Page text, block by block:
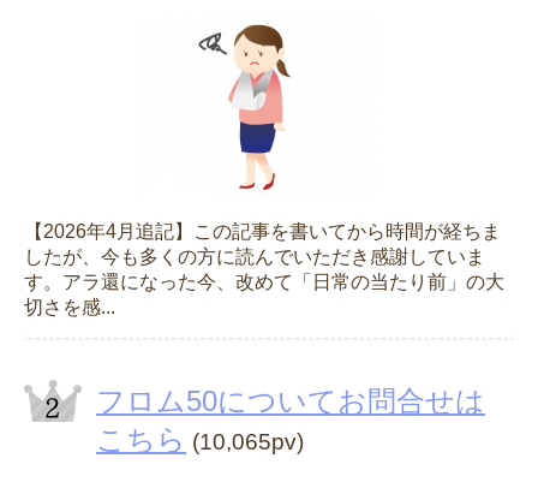
【2026年4月追記】この記事を書いてから時間が経ちま
したが、今も多くの方に読んでいただき感謝していま
す。アラ還になった今、改めて「日常の当たり前」の大
切さを感...
フロム50についてお問合せは
こちら (10,065pv)